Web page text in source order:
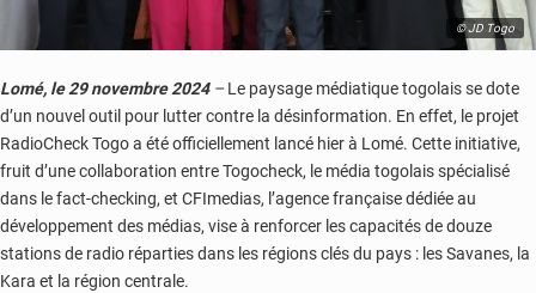
© JD Togo
Lomé, le 29 novembre 2024–Le paysage médiatique togolais se dote
d’un nouvel outil pour lutter contre la désinformation. En effet, le projet
RadioCheck Togo a été officiellement lancé hier à Lomé. Cette initiative,
fruit d’une collaboration entre Togocheck, le média togolais spécialisé
dans le fact-checking, et CFImedias, l’agence française dédiée au
développement des médias, vise à renforcer les capacités de douze
stations de radio réparties dans les régions clés du pays : les Savanes, la
Kara et la région centrale.